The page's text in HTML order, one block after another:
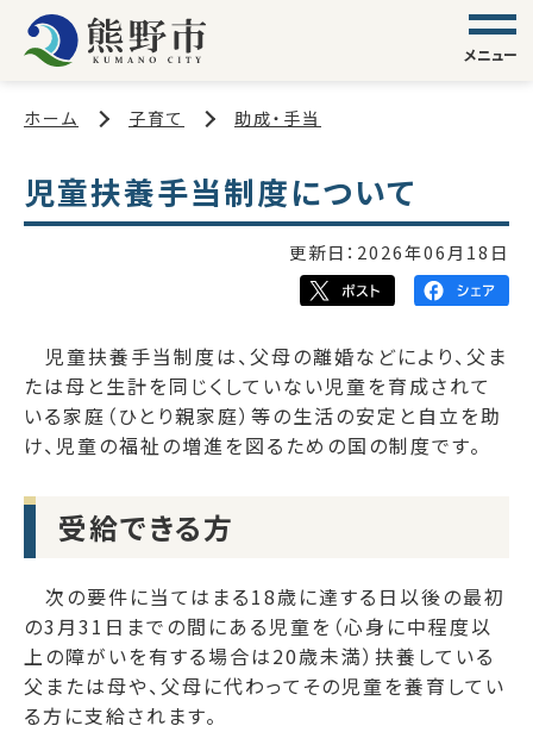
メニュー
ホーム 子育て 助成・手当
児童扶養手当制度について
更新日： 2026年06月18日
児童扶養手当制度は、父母の離婚などにより、父ま
たは母と生計を同じくしていない児童を育成されて
いる家庭（ひとり親家庭）等の生活の安定と自立を助
け、児童の福祉の増進を図るための国の制度です。
受給できる方
次の要件に当てはまる18歳に達する日以後の最初
の3月31日までの間にある児童を（心身に中程度以
上の障がいを有する場合は20歳未満）扶養している
父または母や、父母に代わってその児童を養育してい
る方に支給されます。